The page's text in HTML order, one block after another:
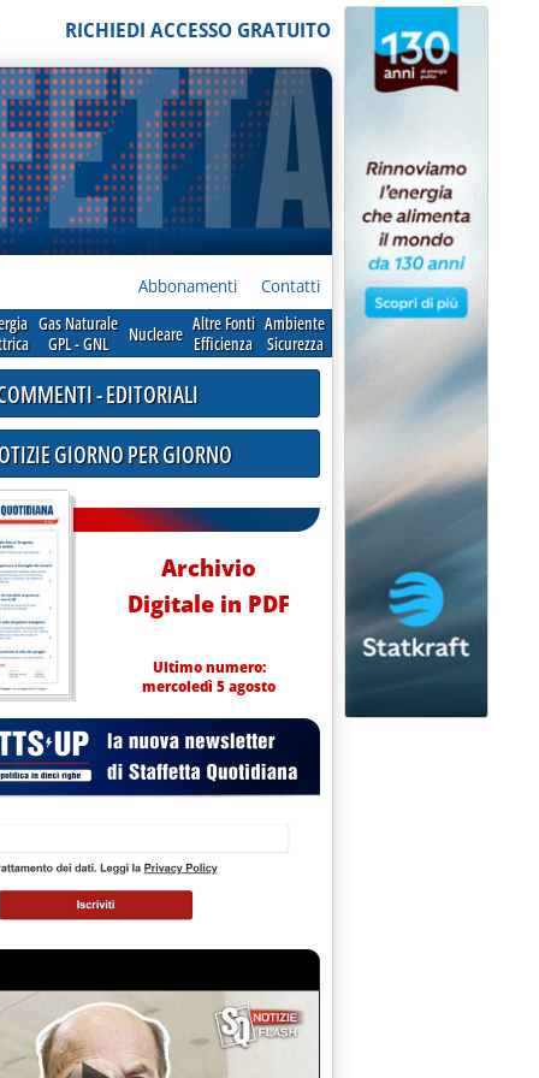
RICHIEDI ACCESSO GRATUITO
Abbonamenti Contatti
Gas Naturale
GPL - GNL
Nucleare Altre Fonti
Efficienza
Ambiente
Sicurezza
- EDITORIALI
GIORNO PER GIORNO
Archivio
Digitale in PDF
Ultimo numero:
mercoledì 5 agosto